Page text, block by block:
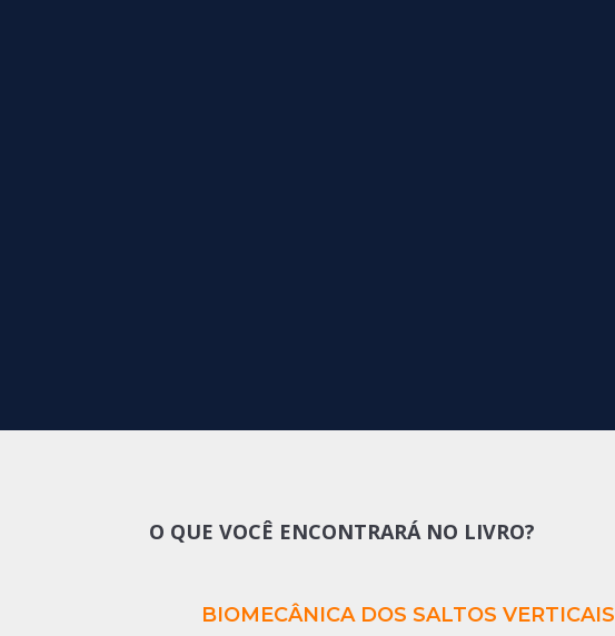
O QUE VOCÊ ENCONTRARÁ NO LIVRO?
BIOMECÂNICA DOS SALTOS VERTICAIS